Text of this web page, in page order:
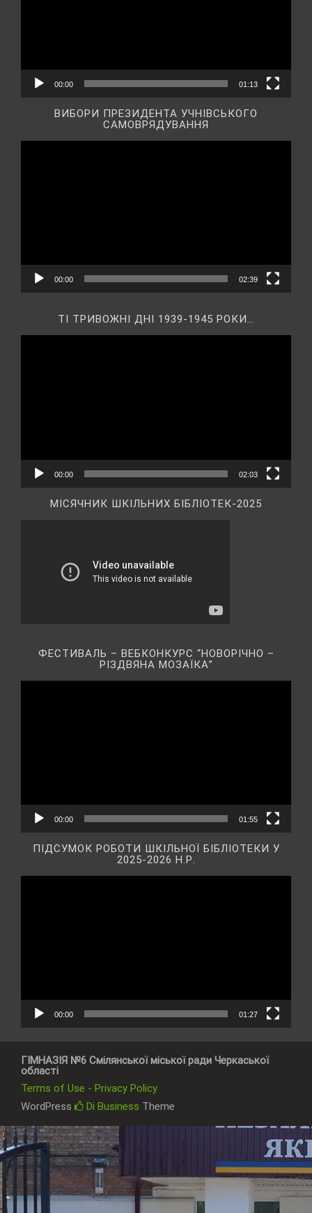
00:00 01:13
ВИБОРИ ПРЕЗИДЕНТА УЧНІВСЬКОГО
САМОВРЯДУВАННЯ
00:00 02:39
ТІ ТРИВОЖНІ ДНІ 1939-1945 РОКИ…
00:00 02:03
МІСЯЧНИК ШКІЛЬНИХ БІБЛІОТЕК-2025
ФЕСТИВАЛЬ – ВЕБКОНКУРС “НОВОРІЧНО –
РІЗДВЯНА МОЗАЇКА”
00:00 01:55
ПІДСУМОК РОБОТИ ШКІЛЬНОЇ БІБЛІОТЕКИ У
2025-2026 Н.Р.
00:00 01:27
ГІМНАЗІЯ №6 Смілянської міської ради Черкаської
області
Terms of Use - Privacy Policy
WordPress
Di Business Theme